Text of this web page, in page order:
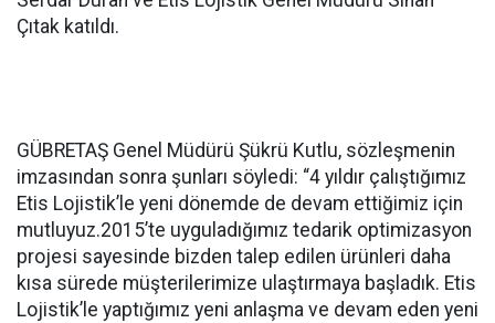
Çıtak katıldı.
GÜBRETAŞ Genel Müdürü Şükrü Kutlu, sözleşmenin
imzasından sonra şunları söyledi: “4 yıldır çalıştığımız
Etis Lojistik’le yeni dönemde de devam ettiğimiz için
mutluyuz.2015’te uyguladığımız tedarik optimizasyon
projesi sayesinde bizden talep edilen ürünleri daha
kısa sürede müşterilerimize ulaştırmaya başladık. Etis
Lojistik’le yaptığımız yeni anlaşma ve devam eden yeni